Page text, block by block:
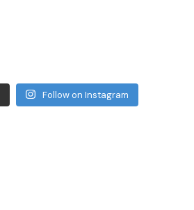
Follow on Instagram